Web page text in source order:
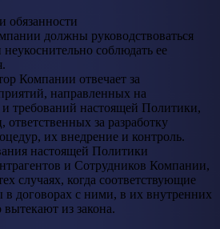
обязанности
должны руководствоваться
соблюдать ее
Компании отвечает за
направленных на
требований настоящей Политики,
ответственных за разработку
их внедрение и контроль.
настоящей Политики
и Сотрудников Компании,
случаях, когда соответствующие
в договорах с ними, в их внутренних
из закона.